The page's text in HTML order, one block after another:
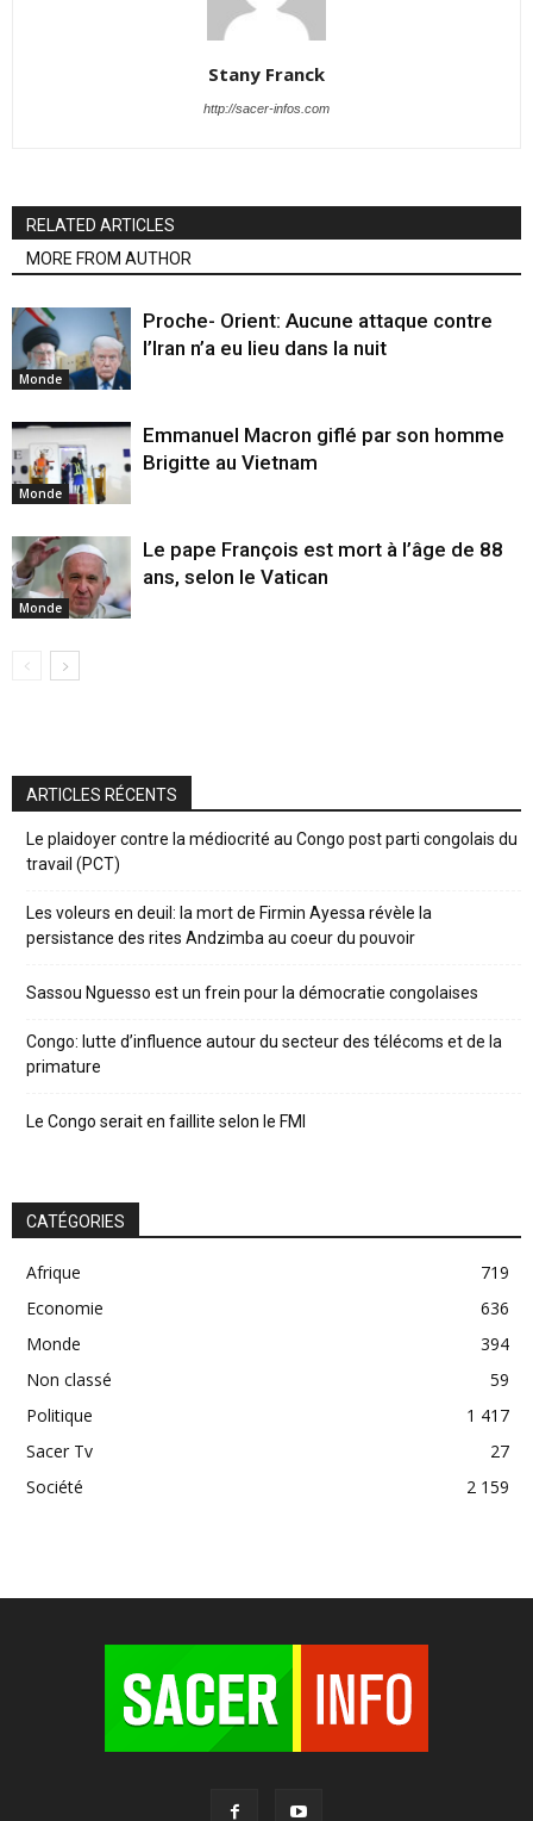
Stany Franck
http://sacer-infos.com
RELATED ARTICLES
MORE FROM AUTHOR
Monde
Proche- Orient: Aucune attaque contre
l’Iran n’a eu lieu dans la nuit
Monde
Emmanuel Macron giflé par son homme
Brigitte au Vietnam
Monde
Le pape François est mort à l’âge de 88
ans, selon le Vatican
ARTICLES RÉCENTS
Le plaidoyer contre la médiocrité au Congo post parti congolais du
travail (PCT)
Les voleurs en deuil: la mort de Firmin Ayessa révèle la
persistance des rites Andzimba au coeur du pouvoir
Sassou Nguesso est un frein pour la démocratie congolaises
Congo: lutte d’influence autour du secteur des télécoms et de la
primature
Le Congo serait en faillite selon le FMI
CATÉGORIES
Afrique
719
Economie
636
Monde
394
Non classé
59
Politique
1 417
Sacer Tv
27
Société
2 159